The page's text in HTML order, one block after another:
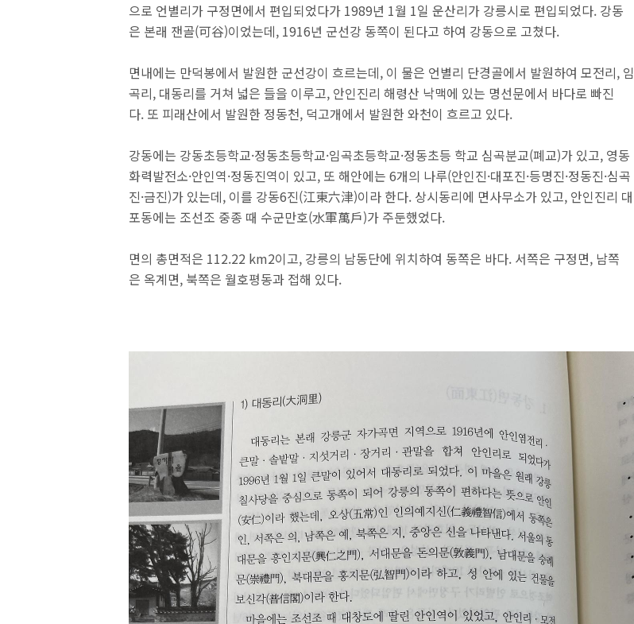
으로 언별리가 구정면에서 편입되었다가 1989년 1월 1일 운산리가 강릉시로 편입되었다. 강동
은 본래 잰골(可谷)이었는데, 1916년 군선강 동쪽이 된다고 하여 강동으로 고쳤다.
면내에는 만덕봉에서 발원한 군선강이 흐르는데, 이 물은 언별리 단경골에서 발원하여 모전리, 임
곡리, 대동리를 거쳐 넓은 들을 이루고, 안인진리 해령산 낙맥에 있는 명선문에서 바다로 빠진
다. 또 피래산에서 발원한 정동천, 덕고개에서 발원한 와천이 흐르고 있다.
강동에는 강동초등학교·정동초등학교·임곡초등학교·정동초등 학교 심곡분교(폐교)가 있고, 영동
화력발전소·안인역·정동진역이 있고, 또 해안에는 6개의 나루(안인진·대포진·등명진·정동진·심곡
진·금진)가 있는데, 이를 강동6진(江東六津)이라 한다. 상시동리에 면사무소가 있고, 안인진리 대
포동에는 조선조 중종 때 수군만호(水軍萬戶)가 주둔했었다.
면의 총면적은 112.22 km2이고, 강릉의 남동단에 위치하여 동쪽은 바다. 서쪽은 구정면, 남쪽
은 옥계면, 북쪽은 월호평동과 접해 있다.